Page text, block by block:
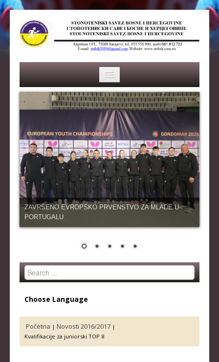
HOME
SAVEZ
ISTORIJA
ORGANI SAVEZA
OSNOVNI PODACI
REPREZENTACIJA
ŽENSKA KADETSKA REPREZENTACIJA
RANG LISTE
ZAVRŠENO EVROPSKO PRVENSTVO ZA MLADE U
PORTUGALU
Search
...
Choose Language
Početna | Novosti 2016/2017 |
Kvalifikacije za juniorski TOP 8